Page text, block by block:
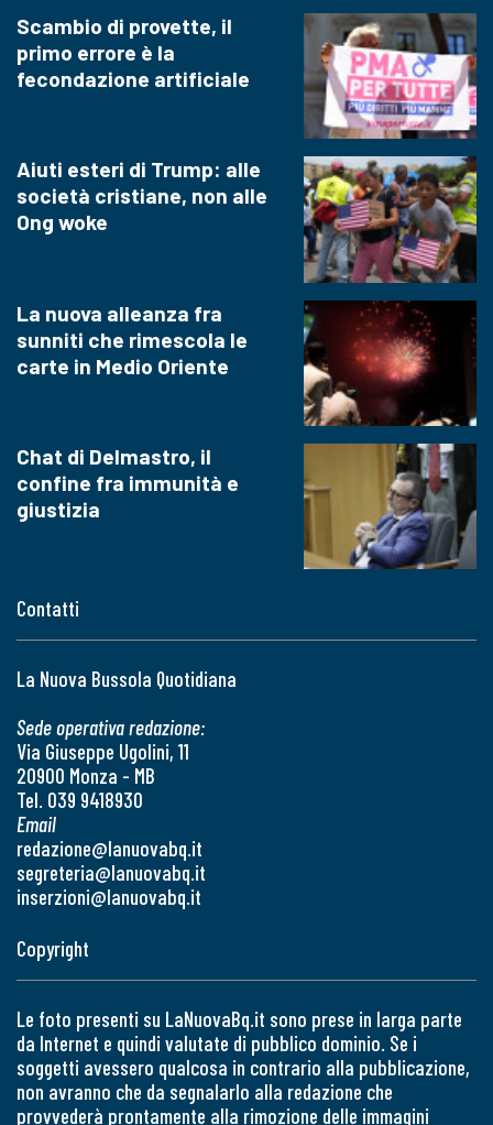
Contatti
La Nuova Bussola Quotidiana
Sede operativa redazione:
Via Giuseppe Ugolini, 11
20900 Monza - MB
Tel. 039 9418930
Email
redazione@lanuovabq.it
segreteria@lanuovabq.it
inserzioni@lanuovabq.it
Scambio di provette, il
primo errore è la
fecondazione artificiale
Aiuti esteri di Trump: alle
società cristiane, non alle
Ong woke
La nuova alleanza fra
sunniti che rimescola le
carte in Medio Oriente
Chat di Delmastro, il
confine fra immunità e
giustizia
Copyright
Le foto presenti su LaNuovaBq.it sono prese in larga parte
da Internet e quindi valutate di pubblico dominio. Se i
soggetti avessero qualcosa in contrario alla pubblicazione,
non avranno che da segnalarlo alla redazione che
provvederà prontamente alla rimozione delle immagini